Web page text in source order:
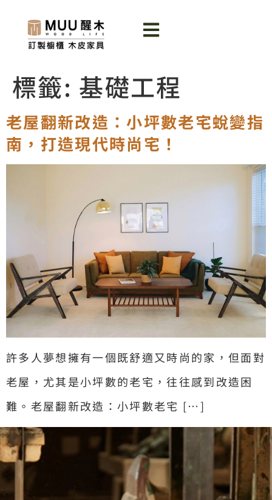
標籤: 基礎工程
老屋翻新改造：小坪數老宅蛻變指
南，打造現代時尚宅！
許多人夢想擁有一個既舒適又時尚的家，但面對
老屋，尤其是小坪數的老宅，往往感到改造困
難。老屋翻新改造：小坪數老宅 […]